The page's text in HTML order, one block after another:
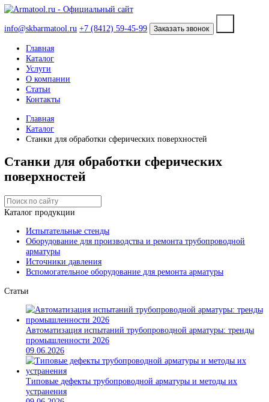
info@skbarmatool.ru +7 (8412) 59-45-99 Заказать звонок
Главная
Каталог
Услуги
О компании
Статьи
Главная
Каталог
Станки для обработки сферических поверхностей
Станки для обработки сферических
поверхностей
Каталог продукции
Испытательные стенды
Оборудование для производства и ремонта
арматуры
Статьи
Автоматизация испытаний трубопроводной арматуры:
промышленности 2026
09.06.2026